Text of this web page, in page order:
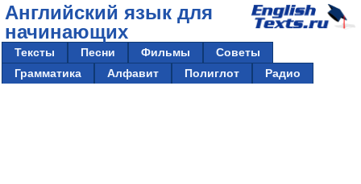
Английский язык для
начинающих
Тексты Песни Фильмы
Советы
Грамматика
Алфавит Полиглот Радио